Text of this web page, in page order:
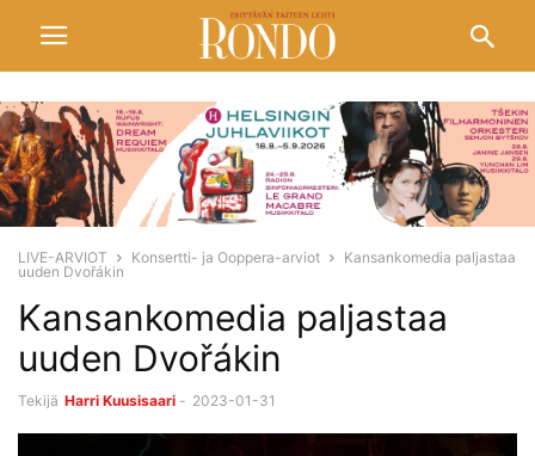
LIVE-ARVIOT Konsertti- ja Ooppera-arviot
Kansankomedia paljastaa
uuden Dvořákin
Kansankomedia paljastaa
uuden Dvořákin
Tekijä Harri Kuusisaari - 2023-01-31